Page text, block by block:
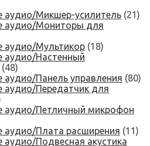
аудио/Микшер-усилитель (21)
аудио/Мониторы для
аудио/Мультикор (18)
аудио/Настенный
(48)
аудио/Панель управления (80)
аудио/Передатчик для
аудио/Петличный микрофон
аудио/Плата расширения (11)
аудио/Подвесная акустика